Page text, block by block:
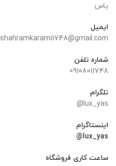
یاس
ایمیل
shahramkarami1748@gmail.com
شماره تلفن
09108011748
تلگرام
lux_yas@
اینستاگرام
lux_yas@
ساعت کاری فروشگاه